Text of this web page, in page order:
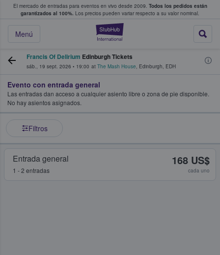
El mercado de entradas para eventos en vivo desde 2009. Todos los pedidos están
garantizados al 100%. Los precios pueden variar respecto a su valor nominal.
StubHub:
Menú
y venta de entradas entre fans
Francis Of Delirium Edinburgh Tickets
sáb., 19 sept. 2026 • 19:00 at The Mash House, Edinburgh, EDH
Evento con entrada general
Las entradas dan acceso a cualquier asiento libre o zona de pie disponible.
No hay asientos asignados.
Filtros
Entrada general
1 - 2 entradas
168 US$
cada uno